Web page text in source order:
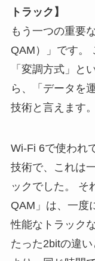
トラック】
もう一つの重要
QAM）」です。
「変調方式」と
ら、「データを
技術と言えます。
Wi-Fi 6で使われ
技術で、これは
ックでした。 そ
QAM」は、一度
性能なトラック
たった2bitの違